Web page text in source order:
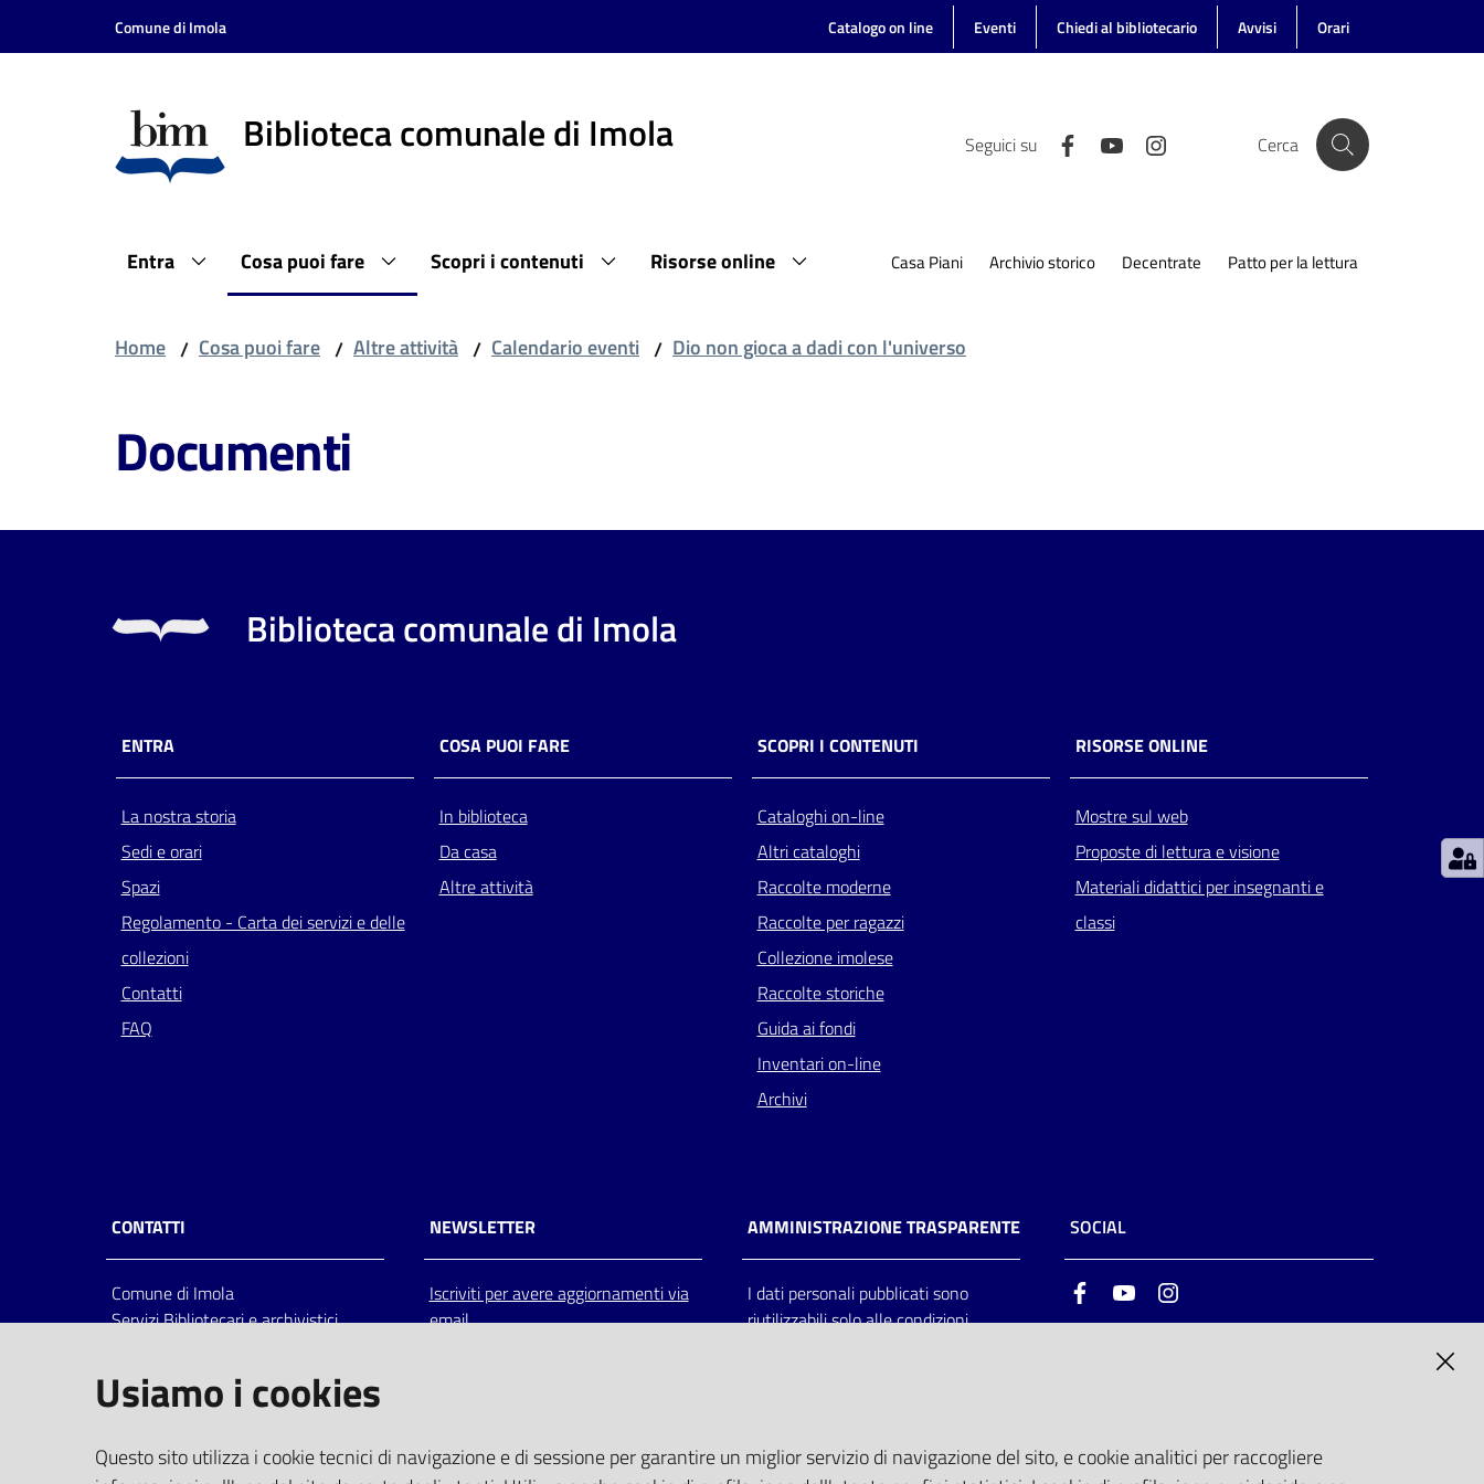
Vai al contenuto
Vai alla navigazione
Comune di Imola Catalogo on line Eventi Chiedi al bibliotecario Avvisi Orari
Biblioteca comunale di Imola Seguici su Cerca
Entra Cosa puoi fare Scopri i contenuti Risorse online Casa Piani Archivio storico Decentrate Patto per la lettura
Home / Cosa puoi fare / Altre attività / Calendario eventi / Dio non gioca a dadi con l'universo
Documenti
Biblioteca comunale di Imola
ENTRA
La nostra storia
Sedi e orari
Spazi
Regolamento - Carta dei servizi e delle
collezioni
Contatti
FAQ
COSA PUOI FARE
In biblioteca
Da casa
Altre attività
SCOPRI I CONTENUTI
Cataloghi on-line
Altri cataloghi
Raccolte moderne
Raccolte per ragazzi
Collezione imolese
Raccolte storiche
Guida ai fondi
Inventari on-line
Archivi
RISORSE ONLINE
Mostre sul web
Proposte di lettura e visione
Materiali didattici per insegnanti e
classi
CONTATTI
Comune di Imola
Servizi Bibliotecari e archivistici
Italia
centralino: tel 0542.6026.36 fax
bim@comune.imola.bo.it
PEC
NEWSLETTER
Iscriviti per avere aggiornamenti via
email
AMMINISTRAZIONE TRASPARENTE
I dati personali pubblicati sono
riutilizzabili solo alle condizioni
SOCIAL
FacebookYoutube
Usiamo i cookies
Questo sito utilizza i cookie tecnici di navigazione e di sessione per garantire un miglior servizio di navigazione del sito, e cookie analitici per raccogliere